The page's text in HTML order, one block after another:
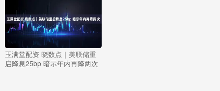
玉满堂配资 晓数点｜美联储重
启降息25bp 暗示年内再降两次